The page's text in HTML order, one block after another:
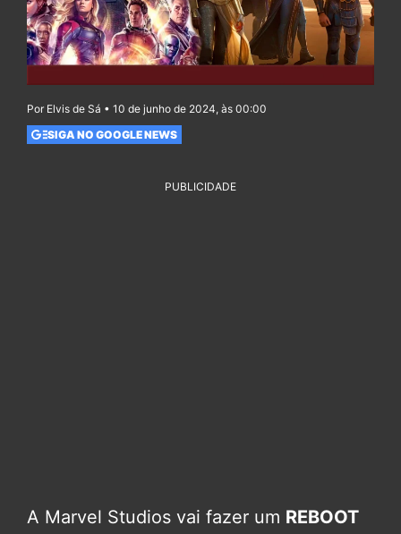
Por Elvis de Sá • 10 de junho de 2024, às 00:00
SIGA NO GOOGLE NEWS
PUBLICIDADE
A Marvel Studios vai fazer um REBOOT